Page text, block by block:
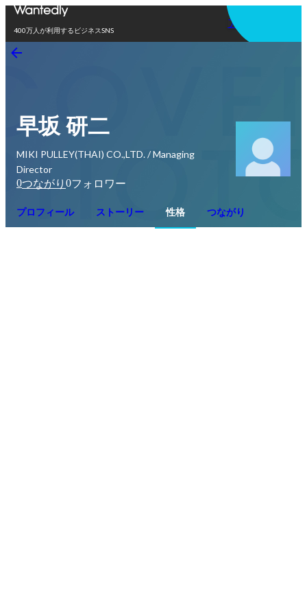
400万人が利用するビジネスSNS
アプリを使う
早坂 研二
MIKI PULLEY(THAI) CO.,LTD. / Managing
Director
0つながり 0フォロワー
プロフィール ストーリー 性格 つながり